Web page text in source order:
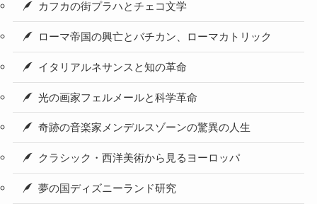
カフカの街プラハとチェコ文学
ローマ帝国の興亡とバチカン、ローマカトリック
イタリアルネサンスと知の革命
光の画家フェルメールと科学革命
奇跡の音楽家メンデルスゾーンの驚異の人生
クラシック・西洋美術から見るヨーロッパ
夢の国ディズニーランド研究